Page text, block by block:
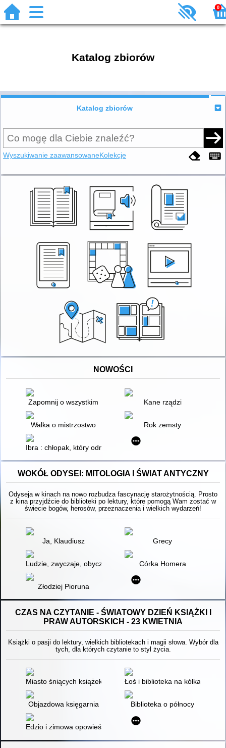
0
Katalog zbiorów
Katalog zbiorów
Wyszukiwanie zaawansowaneKolekcje
NOWOŚCI
Zapomnij o wszystkim Kane rządzi
Walka o mistrzostwo Rok zemsty
Ibra : chłopak, który odnalazł własną drogę
WOKÓŁ ODYSEI: MITOLOGIA I ŚWIAT ANTYCZNY
Odyseja w kinach na nowo rozbudza fascynację starożytnością. Prosto
z kina przyjdźcie do biblioteki po lektury, które pomogą Wam zostać w
świecie bogów, herosów, przeznaczenia i wielkich wydarzeń!
Ja, Klaudiusz Grecy
Ludzie, zwyczaje, obyczaje starożytnej Grecji i Rzymu
Córka Homera
Złodziej Pioruna
CZAS NA CZYTANIE - ŚWIATOWY DZIEŃ KSIĄŻKI I
PRAW AUTORSKICH - 23 KWIETNIA
Książki o pasji do lektury, wielkich bibliotekach i magii słowa. Wybór dla
tych, dla których czytanie to styl życia.
Miasto śniących książek : powieść z Camonii autorstwa
Łoś i biblioteka na kółkach
Objazdowa księgarnia Biblioteka o północy
Edzio i zimowa opowieść